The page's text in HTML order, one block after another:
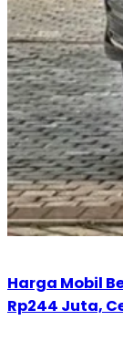
Harga Mobil
Rp244 Juta,